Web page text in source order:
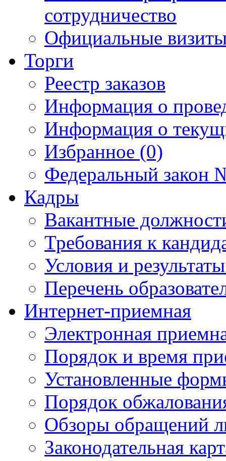
сотрудничество
Официальные
Торги
Реестр заказов
Информация о
Информация о
Избранное (0)
Федеральный закон
Кадры
Вакантные
Требования к
Условия и
Перечень
Интернет-приемная
Электронная
Порядок и время
Установленные
Порядок
Обзоры обращений
Законодательная